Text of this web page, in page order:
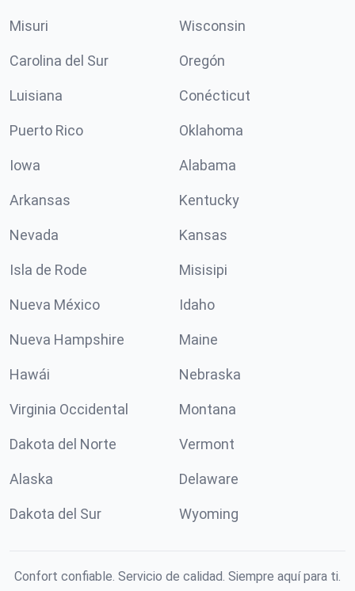
Misuri Wisconsin
Carolina del Sur Oregón
Luisiana Conécticut
Puerto Rico Oklahoma
Iowa Alabama
Arkansas Kentucky
Nevada Kansas
Isla de Rode Misisipi
Nueva México Idaho
Nueva Hampshire Maine
Hawái Nebraska
Virginia Occidental Montana
Dakota del Norte Vermont
Alaska Delaware
Dakota del Sur Wyoming
Confort confiable. Servicio de calidad. Siempre aquí para ti.